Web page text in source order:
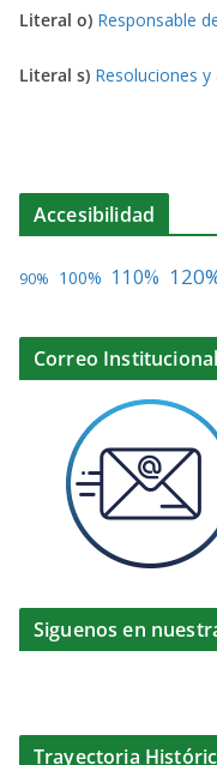
Literal o) Responsable
Literal s) Resoluciones
Accesibilidad
90% 100% 110%
Correo Institucional
Siguenos en
Trayectoria